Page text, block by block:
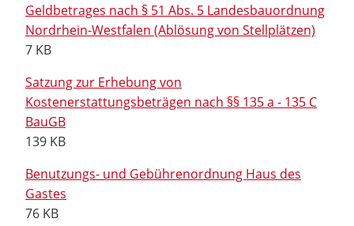
Geldbetrages nach § 51 Abs. 5 Landesbauordnung
Nordrhein-Westfalen (Ablösung von Stellplätzen)
7 KB
Satzung zur Erhebung von
Kostenerstattungsbeträgen nach §§ 135 a - 135 C
BauGB
139 KB
Benutzungs- und Gebührenordnung Haus des
Gastes
76 KB